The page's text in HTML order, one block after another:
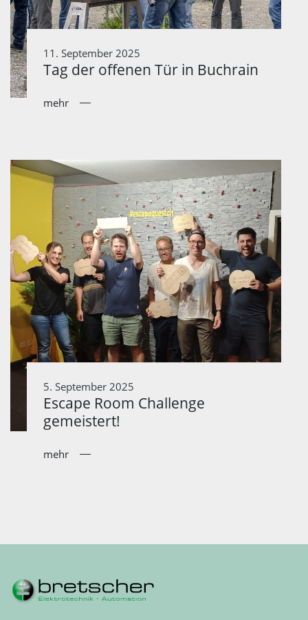
11. September 2025
Tag der offenen Tür in Buchrain
mehr
5. September 2025
Escape Room Challenge
gemeistert!
mehr